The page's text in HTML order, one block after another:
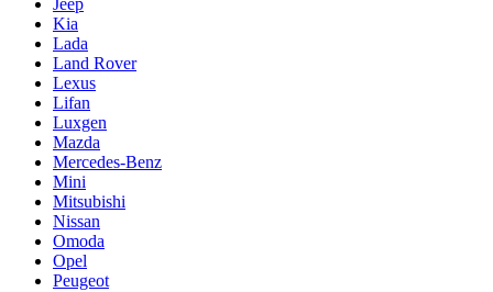
Jeep
Kia
Lada
Land Rover
Lexus
Lifan
Luxgen
Mazda
Mercedes-Benz
Mini
Mitsubishi
Nissan
Omoda
Opel
Peugeot